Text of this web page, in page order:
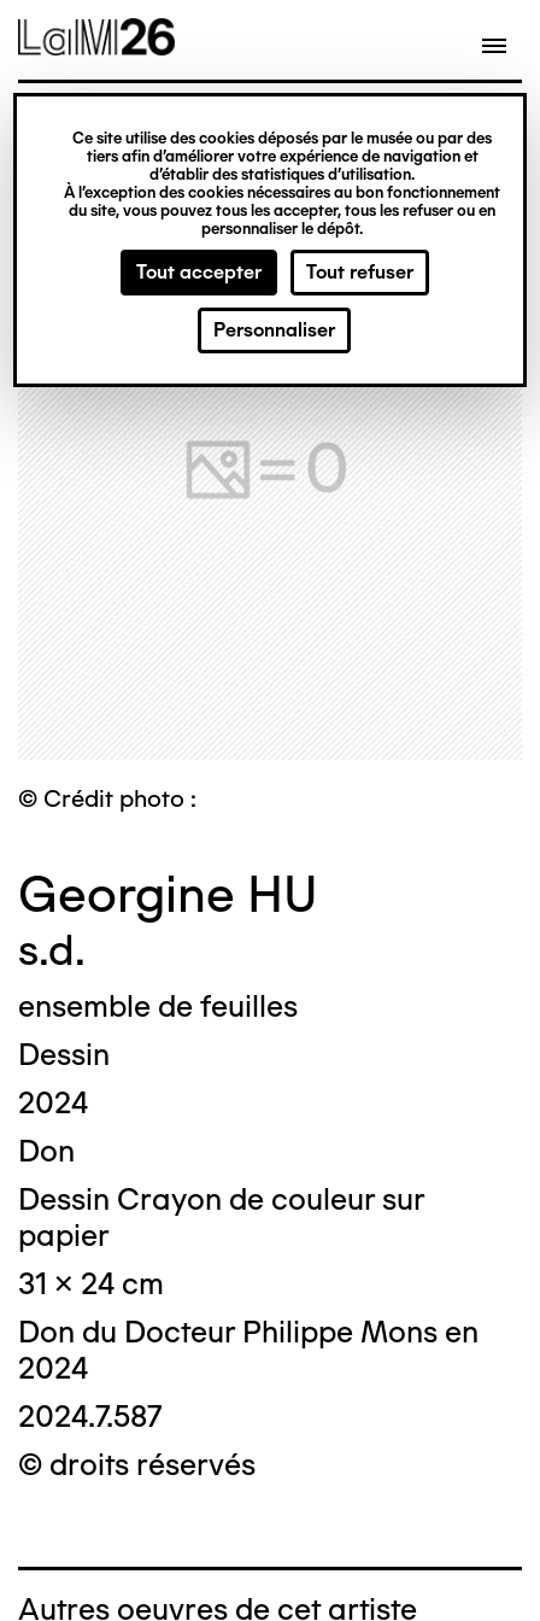
Gestion des cookies
Ce site utilise des cookies déposés par le musée ou par des
tiers afin d’améliorer votre expérience de navigation et
d’établir des statistiques d’utilisation.
À l’exception des cookies nécessaires au bon fonctionnement
du site, vous pouvez tous les accepter, tous les refuser ou en
personnaliser le dépôt.
Tout accepter Tout refuser
Personnaliser
contenu
© Crédit photo :
Georgine HU
s.d.
ensemble de feuilles
Dessin
2024
Don
Dessin Crayon de couleur sur
papier
31 x 24 cm
Don du Docteur Philippe Mons en
2024
2024.7.587
© droits réservés
Autres oeuvres de cet artiste